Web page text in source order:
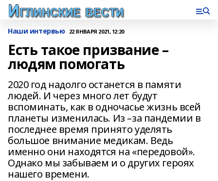
Наши интервью 22 ЯНВАРЯ 2021, 12:20
Есть такое призвание –
людям помогать
2020 год надолго останется в памяти
людей. И через много лет будут
вспоминать, как в одночасье жизнь всей
планеты изменилась. Из –за пандемии в
последнее время принято уделять
большое внимание медикам. Ведь
именно они находятся на «передовой».
Однако мы забываем и о других героях
нашего времени.